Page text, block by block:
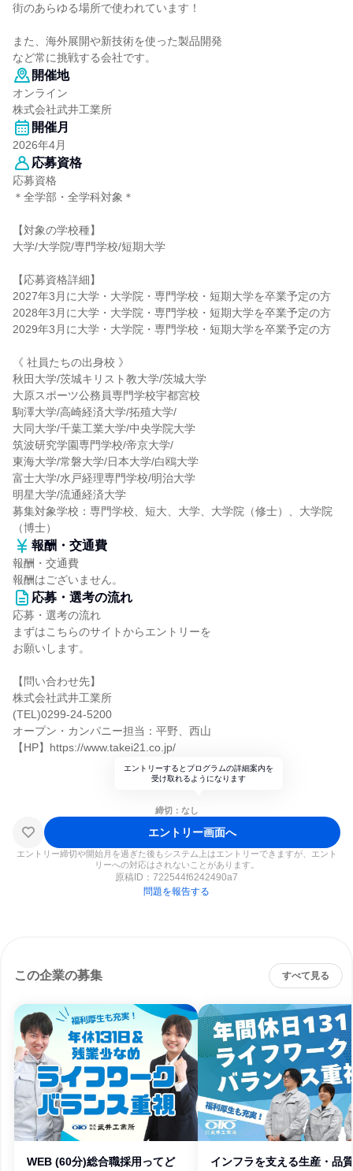
街のあらゆる場所で使われています！
また、海外展開や新技術を使った製品開発
など常に挑戦する会社です。
開催地
オンライン
株式会社武井工業所
開催月
2026年4月
応募資格
応募資格
＊全学部・全学科対象＊
【対象の学校種】
大学/大学院/専門学校/短期大学
【応募資格詳細】
2027年3月に大学・大学院・専門学校・短期大学を卒業予定の方
2028年3月に大学・大学院・専門学校・短期大学を卒業予定の方
2029年3月に大学・大学院・専門学校・短期大学を卒業予定の方
《 社員たちの出身校 》
秋田大学/茨城キリスト教大学/茨城大学
大原スポーツ公務員専門学校宇都宮校
駒澤大学/高崎経済大学/拓殖大学/
大同大学/千葉工業大学/中央学院大学
筑波研究学園専門学校/帝京大学/
東海大学/常磐大学/日本大学/白鴎大学
富士大学/水戸経理専門学校/明治大学
明星大学/流通経済大学
募集対象学校：専門学校、短大、大学、大学院（修士）、大学院
（博士）
報酬・交通費
報酬・交通費
報酬はございません。
応募・選考の流れ
応募・選考の流れ
まずはこちらのサイトからエントリーを
お願いします。
【問い合わせ先】
株式会社武井工業所
(TEL)0299-24-5200
オープン・カンパニー担当：平野、西山
【HP】https://www.takei21.co.jp/
エントリーするとプログラムの詳細案内を
受け取れるようになります
締切：なし
エントリー画面へ
エントリー締切や開始月を過ぎた後もシステム上はエントリーできますが、エント
リーへの対応はされないことがあります。
原稿ID： 722544f6242490a7
問題を報告する
この企業の募集 すべて見る
WEB (60分)総合職採用ってど
インフラを支える生産・品